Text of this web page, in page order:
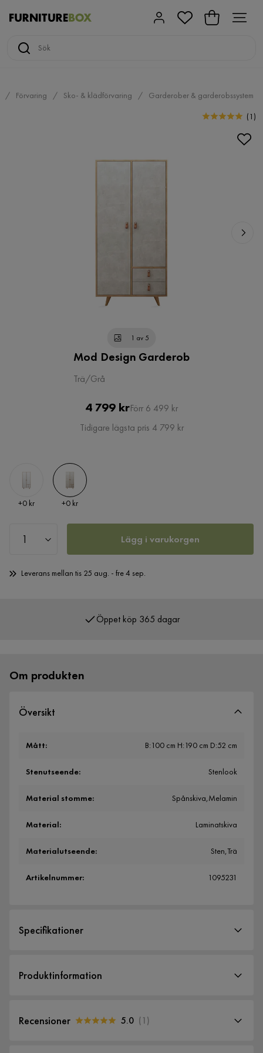
Förvaring Sko- & klädförvaring
Garderober & garderobssystem
(1 )
1 av 5
Mod Design Garderob
Trä/Grå
Pris
4 799 krOriginal
Pris
Förr 6 499 kr
Tidigare lägsta pris 4 799 kr
Pris
+0 kr Pris
+0 kr
Lägg i varukorgen
Leverans mellan tis 25 aug. - fre 4 sep.
Öppet köp 365 dagar
Om produkten
Översikt
Mått: B:100 cm H:190 cm D:52 cm
Stenutseende: Stenlook
Material stomme: Spånskiva,Melamin
Material: Laminatskiva
Materialutseende: Sten,Trä
Artikelnummer: 1095231
Specifikationer
Storlek
Produktinformation
Recensioner 5.0 (1)